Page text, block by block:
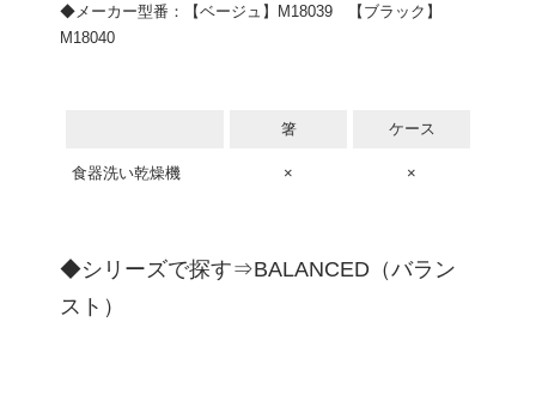
◆メーカー型番：【ベージュ】M18039 【ブラック】
M18040
箸 ケース
食器洗い乾燥機 × ×
◆シリーズで探す⇒BALANCED（バラン
スト）